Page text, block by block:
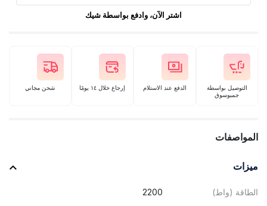
اشتر الآن، وادفع بواسطة شيك
التوصيل بواسطة
جمبوسوق
الدفع عند الاستلام إرجاع خلال ١٤ يومًا شحن مجاني
المواصفات
ميزات
الطاقة (واط) 2200